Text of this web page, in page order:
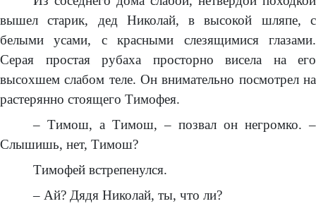
вышел старик, дед Николай, в высокой шляпе, с
белыми усами, с красными слезящимися глазами.
Серая простая рубаха просторно висела на его
высохшем слабом теле. Он внимательно посмотрел на
растерянно стоящего Тимофея.
– Тимош, а Тимош, – позвал он негромко. –
Слышишь, нет, Тимош?
Тимофей встрепенулся.
– Ай? Дядя Николай, ты, что ли?